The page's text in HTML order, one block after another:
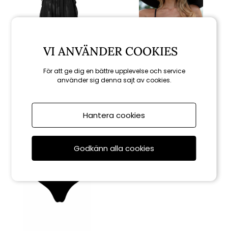
Selma strandtunika - svart
799 kr
Venus bikini-top - black
849 kr
VI ANVÄNDER COOKIES
För att ge dig en bättre upplevelse och service
använder sig denna sajt av cookies.
Hantera cookies
Godkänn alla cookies